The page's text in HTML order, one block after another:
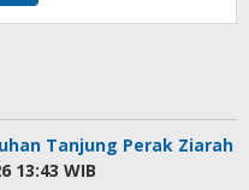
Tanjung Perak Ziarah
13:43 WIB